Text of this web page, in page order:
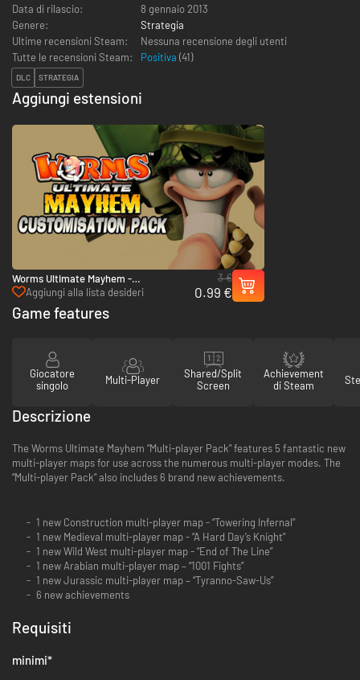
Data di rilascio:
8 gennaio 2013
Genere:
Strategia
Ultime recensioni Steam:
Nessuna recensione degli utenti
Tutte le recensioni Steam:
Positiva (41)
DLC STRATEGIA
Aggiungi estensioni
Worms Ultimate Mayhem -
Customization Pack - PC (Steam)
Aggiungi alla lista desideri
3 €
0.99 €
Game features
Giocatore
singolo
Multi-Player
Shared/Split
Screen
Achievement
di Steam
Descrizione
The Worms Ultimate Mayhem “Multi-player Pack” features 5 fantastic new
multi-player maps for use across the numerous multi-player modes. The
“Multi-player Pack” also includes 6 brand new achievements.
1 new Construction multi-player map - “Towering Infernal”
1 new Medieval multi-player map - “A Hard Day’s Knight”
1 new Wild West multi-player map - “End of The Line”
1 new Arabian multi-player map – “1001 Fights”
1 new Jurassic multi-player map – “Tyranno-Saw-Us”
6 new achievements
Requisiti
minimi*